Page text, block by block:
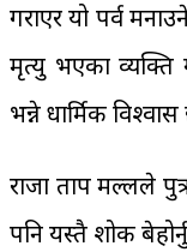
गराएर यो पर्व
मृत्यु भएका व्यक्ति
भन्ने धार्मिक
राजा प्रताप मल्लले
पनि यस्तै शोक